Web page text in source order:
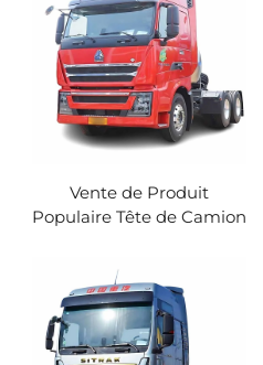
Vente de Produit
Populaire Tête de Camion
HOWO 6*4 540hp
Tracteur Camion en
Vente